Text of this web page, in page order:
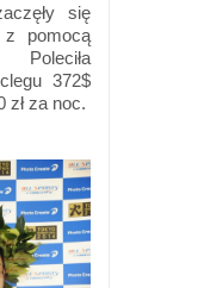
się
pomocą
372$
zł za noc.